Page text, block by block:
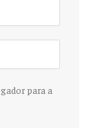
para a